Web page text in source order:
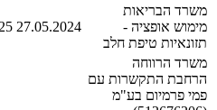
משרד הבריאות
מימוש אופציה -
תזונאיות טיפת חלב
27.05.2024
משרד הרווחה
הרחבת התקשרות עם
פמי פרמיום בע"מ